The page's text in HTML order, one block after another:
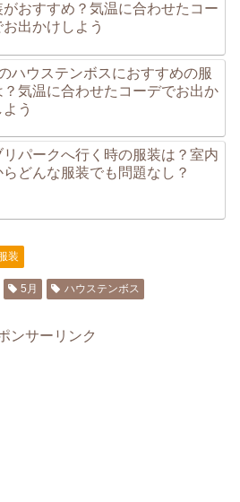
がおすすめ？気温に合わせたコー
お出かけしよう
ハウステンボスにおすすめの服
？気温に合わせたコーデでお出か
う
リパークへ行く時の服装は？室内
らどんな服装でも問題なし？
装
5月 ハウステンボス
ンサーリンク